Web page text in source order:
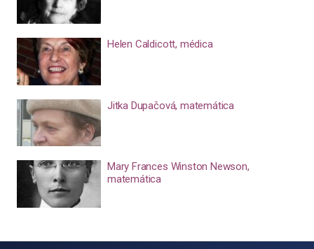
Helen Caldicott, médica
Jitka Dupačová, matemática
Mary Frances Winston Newson,
matemática